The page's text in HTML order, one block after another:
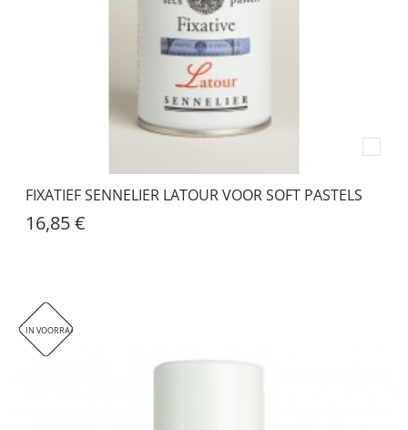
FIXATIEF SENNELIER LATOUR VOOR SOFT PASTELS
16,85 €
IN VOORRAAD